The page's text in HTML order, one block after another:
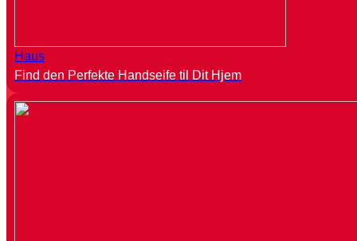
Haus
Find den Perfekte Handseife til Dit Hjem